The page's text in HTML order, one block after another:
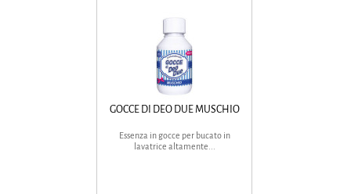
GOCCE DI DEO DUE MUSCHIO
Essenza in gocce per bucato in
lavatrice altamente...